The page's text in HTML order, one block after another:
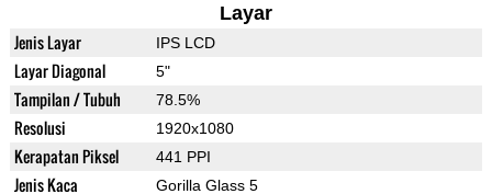
Layar
Jenis Layar IPS LCD
Layar Diagonal 5"
Tampilan / Tubuh 78.5%
Resolusi 1920x1080
Kerapatan Piksel 441 PPI
Jenis Kaca Gorilla Glass 5